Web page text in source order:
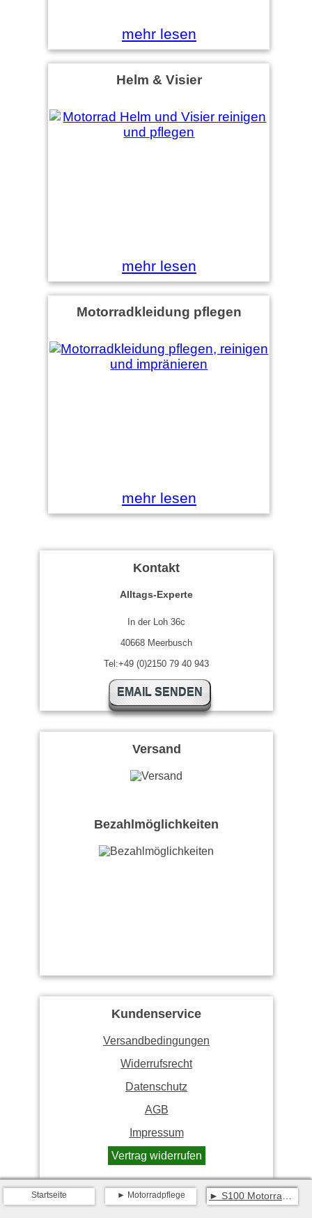
mehr lesen
Helm & Visier
mehr lesen
Motorradkleidung pflegen
mehr lesen
Startseite Motorradpflege S100 Motorrad Schnellwachs
Kontakt
Alltags-Experte
In der Loh 36c
40668 Meerbusch
Tel:+49 (0)2150 79 40 943
EMAIL SENDEN
Versand
Bezahlmöglichkeiten
Kundenservice
Versandbedingungen
Widerrufsrecht
Datenschutz
AGB
Impressum
Vertrag widerrufen